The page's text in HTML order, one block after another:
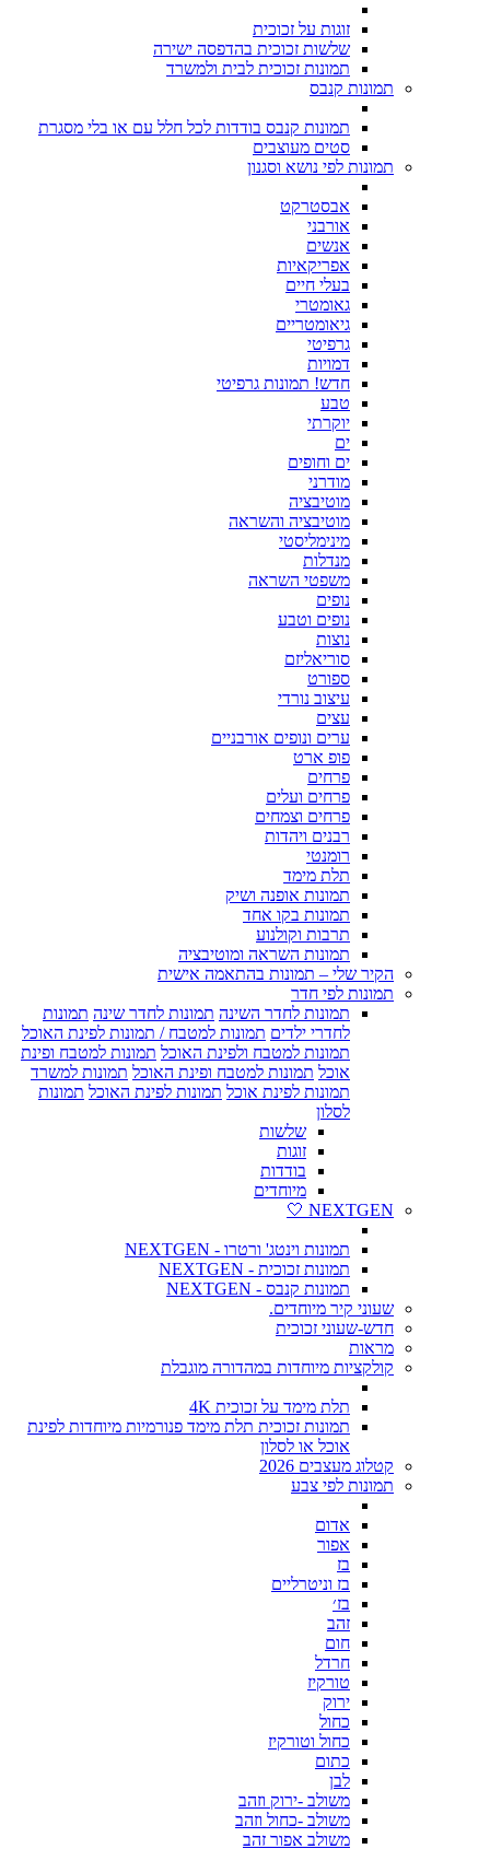
זוגות על זכוכית
שלשות זכוכית בהדפסה ישירה
תמונות זכוכית לבית ולמשרד
תמונות קנבס
תמונות קנבס בודדות לכל חלל עם או בלי מסגרת
סטים מעוצבים
תמונות לפי נושא וסגנון
אבסטרקט
אורבני
אנשים
אפריקאיות
בעלי חיים
גאומטרי
גיאומטריים
גרפיטי
דמויות
חדש! תמונות גרפיטי
טבע
יוקרתי
ים
ים וחופים
מודרני
מוטיבציה
מוטיבציה והשראה
מינימליסטי
מנדלות
משפטי השראה
נופים
נופים וטבע
נוצות
סוריאליזם
ספורט
עיצוב נורדי
עצים
ערים ונופים אורבניים
פופ ארט
פרחים
פרחים ועלים
פרחים וצמחים
רבנים ויהדות
רומנטי
תלת מימד
תמונות אופנה ושיק
תמונות בקו אחד
תרבות וקולנוע
תמונות השראה ומוטיבציה
הקיר שלי – תמונות בהתאמה אישית
תמונות לפי חדר
תמונות לחדר השינה תמונות לחדר שינה תמונות
לחדרי ילדים תמונות למטבח / תמונות לפינת האוכל
תמונות למטבח ולפינת האוכל תמונות למטבח ופינת
אוכל תמונות למטבח ופינת האוכל תמונות למשרד
תמונות לפינת אוכל תמונות לפינת האוכל תמונות
לסלון
שלשות
זוגות
בודדות
מיוחדים
NEXTGEN 🤍
תמונות וינטג' ורטרו - NEXTGEN
תמונות זכוכית - NEXTGEN
תמונות קנבס - NEXTGEN
שעוני קיר מיוחדים.
חדש-שעוני זכוכית
מראות
קולקציות מיוחדות במהדורה מוגבלת
תלת מימד על זכוכית 4K
תמונות זכוכית תלת מימד פנורמיות מיוחדות לפינת
אוכל או לסלון
קטלוג מעצבים 2026
תמונות לפי צבע
אדום
אפור
בז
בז וניטרליים
בז׳
זהב
חום
חרדל
טורקיז
ירוק
כחול
כחול וטורקיז
כתום
לבן
משולב -ירוק וזהב
משולב -כחול וזהב
משולב אפור זהב